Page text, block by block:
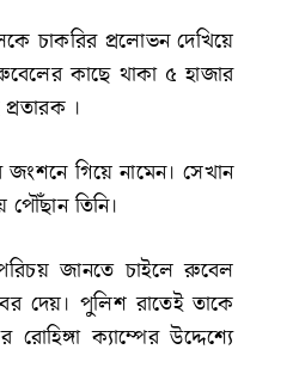
চাকরির প্রলোভন দেখিয়ে
কাছে থাকা ৫ হাজার
।
জংশনে গিয়ে নামেন। সেখান
পৌঁছান তিনি।
জানতে চাইলে রুবেল
দেয়। পুলিশ রাতেই তাকে
ক্যাম্পের উদ্দেশ্যে